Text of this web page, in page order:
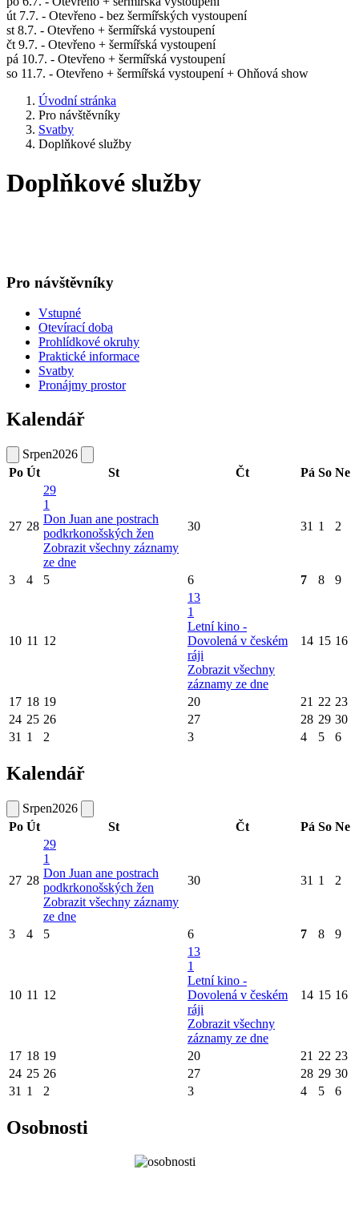
út 7.7. - Otevřeno - bez šermířských vystoupení
st 8.7. - Otevřeno + šermířská vystoupení
čt 9.7. - Otevřeno + šermířská vystoupení
pá 10.7. - Otevřeno + šermířská vystoupení
so 11.7. - Otevřeno + šermířská vystoupení + Ohňová show
Úvodní stránka
Pro návštěvníky
Svatby
Doplňkové služby
Doplňkové služby
Pro návštěvníky
Vstupné
Otevírací doba
Prohlídkové okruhy
Praktické informace
Svatby
Pronájmy prostor
Kalendář
Srpen2026
Po Út St Čt Pá So Ne
27 28
29
1
Don Juan ane postrach
podkrkonošských žen
Zobrazit všechny záznamy
ze dne
30 31 1 2
3 4 5 6 7 8 9
10 11 12
13
1
Letní kino -
Dovolená v českém
ráji
Zobrazit všechny
záznamy ze dne
14 15 16
17 18 19 20 21 22 23
24 25 26 27 28 29 30
31 1 2 3 4 5 6
Kalendář
Srpen2026
Po Út St Čt Pá So Ne
27 28
29
1
Don Juan ane postrach
podkrkonošských žen
Zobrazit všechny záznamy
ze dne
30 31 1 2
3 4 5 6 7 8 9
10 11 12
13
1
Letní kino -
Dovolená v českém
ráji
Zobrazit všechny
záznamy ze dne
14 15 16
17 18 19 20 21 22 23
24 25 26 27 28 29 30
31 1 2 3 4 5 6
Osobnosti